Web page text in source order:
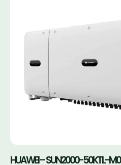
HUAWEI – SUN2000-50KTL-M0